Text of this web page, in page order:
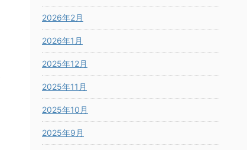
2026年2月
2026年1月
2025年12月
2025年11月
2025年10月
2025年9月